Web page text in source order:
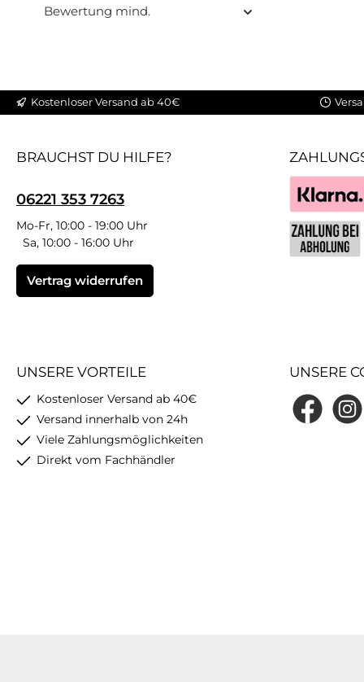
Bewertung mind.
und
einem
wird in
10 ml
Kostenloser Versand ab 40€
BRAUCHST DU HILFE?
06221 353 7263
Mo-Fr, 10:00 - 19:00 Uhr
Sa, 10:00 - 16:00 Uhr
Vertrag widerrufen
Klarna
UNSERE VORTEILE
Kostenloser Versand ab 40€
Versand innerhalb von 24h
Viele Zahlungsmöglichkeiten
Direkt vom Fachhändler
UNSERE
Facebook